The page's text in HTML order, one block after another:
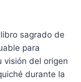
sagrado de
para
visión del origen
durante la